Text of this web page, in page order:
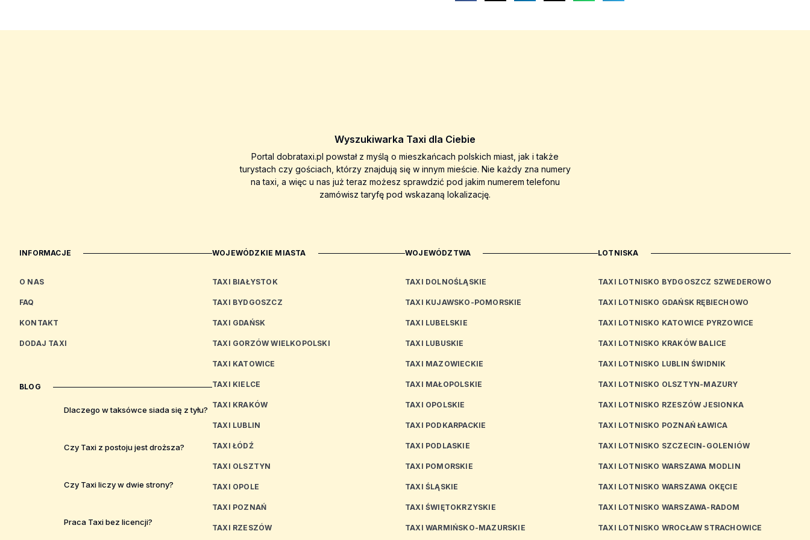
Wyszukiwarka Taxi dla Ciebie
Portal dobrataxi.pl powstał z myślą o mieszkańcach polskich miast, jak i także
turystach czy gościach, którzy znajdują się w innym mieście. Nie każdy zna numery
na taxi, a więc u nas już teraz możesz sprawdzić pod jakim numerem telefonu
zamówisz taryfę pod wskazaną lokalizację.
INFORMACJE
O NAS
FAQ
KONTAKT
DODAJ TAXI
BLOG
Dlaczego w taksówce siada się z tyłu?
Czy Taxi z postoju jest droższa?
Czy Taxi liczy w dwie strony?
Praca Taxi bez licencji?
WOJEWÓDZKIE MIASTA
TAXI BIAŁYSTOK
TAXI BYDGOSZCZ
TAXI GDAŃSK
TAXI GORZÓW WIELKOPOLSKI
TAXI KATOWICE
TAXI KIELCE
TAXI KRAKÓW
TAXI LUBLIN
TAXI ŁÓDŹ
TAXI OLSZTYN
TAXI OPOLE
TAXI POZNAŃ
TAXI RZESZÓW
WOJEWÓDZTWA
TAXI DOLNOŚLĄSKIE
TAXI KUJAWSKO-POMORSKIE
TAXI LUBELSKIE
TAXI LUBUSKIE
TAXI MAZOWIECKIE
TAXI MAŁOPOLSKIE
TAXI OPOLSKIE
TAXI PODKARPACKIE
TAXI PODLASKIE
TAXI POMORSKIE
TAXI ŚLĄSKIE
TAXI ŚWIĘTOKRZYSKIE
TAXI WARMIŃSKO-MAZURSKIE
LOTNISKA
TAXI LOTNISKO BYDGOSZCZ SZWEDEROWO
TAXI LOTNISKO GDAŃSK RĘBIECHOWO
TAXI LOTNISKO KATOWICE PYRZOWICE
TAXI LOTNISKO KRAKÓW BALICE
TAXI LOTNISKO LUBLIN ŚWIDNIK
TAXI LOTNISKO OLSZTYN-MAZURY
TAXI LOTNISKO RZESZÓW JESIONKA
TAXI LOTNISKO POZNAŃ ŁAWICA
TAXI LOTNISKO SZCZECIN-GOLENIÓW
TAXI LOTNISKO WARSZAWA MODLIN
TAXI LOTNISKO WARSZAWA OKĘCIE
TAXI LOTNISKO WARSZAWA-RADOM
TAXI LOTNISKO WROCŁAW STRACHOWICE